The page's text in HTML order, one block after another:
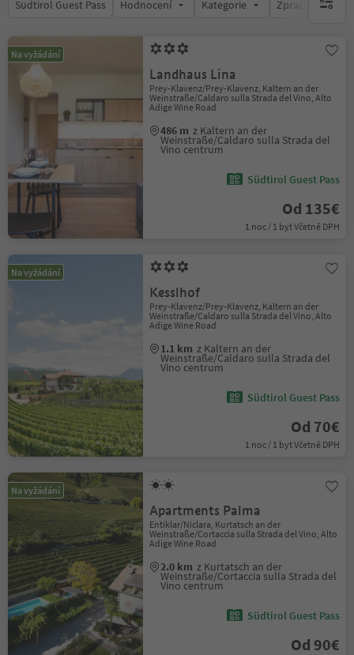
Südtirol Guest Pass Hodnocení Kategorie Zpracovávábrak
Na vyžádání
Landhaus Lina
Prey-Klavenz/Prey-Klavenz, Kaltern an der
Weinstraße/Caldaro sulla Strada del Vino, Alto
Adige Wine Road
486 m z Kaltern an der
Weinstraße/Caldaro sulla Strada del
Vino centrum
Südtirol Guest Pass
Od 135€
1 noc / 1 byt Včetně DPH
Na vyžádání
Kesslhof
Prey-Klavenz/Prey-Klavenz, Kaltern an der
Weinstraße/Caldaro sulla Strada del Vino, Alto
Adige Wine Road
1.1 km z Kaltern an der
Weinstraße/Caldaro sulla Strada del
Vino centrum
Südtirol Guest Pass
Od 70€
1 noc / 1 byt Včetně DPH
Na vyžádání
Apartments Palma
Entiklar/Niclara, Kurtatsch an der
Weinstraße/Cortaccia sulla Strada del Vino, Alto
Adige Wine Road
2.0 km z Kurtatsch an der
Weinstraße/Cortaccia sulla Strada del
Vino centrum
Südtirol Guest Pass
Od 90€